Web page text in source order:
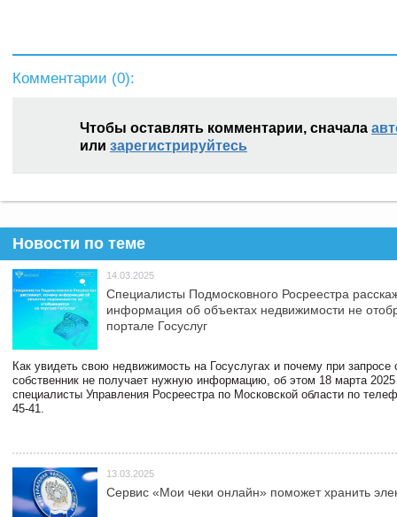
Комментарии (0):
Чтобы оставлять комментарии, сначала
или зарегистрируйтесь
Новости по теме
14.03.2025
Специалисты Подмосковного Росреестра
информация об объектах недвижимости не
портале Госуслуг
Как увидеть свою недвижимость на Госуслугах и почему при запросе
собственник не получает нужную информацию, об этом 18 марта 2025
специалисты Управления Росреестра по Московской области по
45-41.
13.03.2025
Сервис «Мои чеки онлайн» поможет хранить